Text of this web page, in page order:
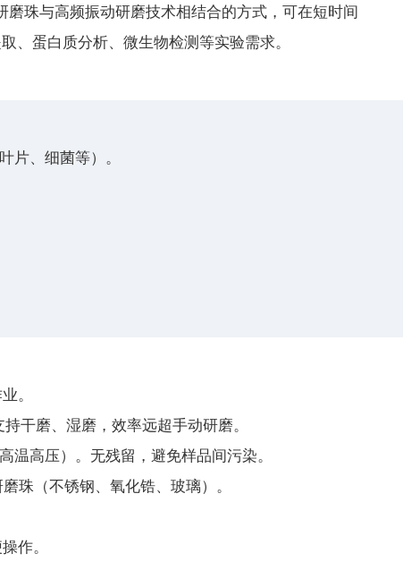
珠与高频振动研磨技术相结合的方式，可在短时间
、蛋白质分析、微生物检测等实验需求。
片、细菌等）。
。
干磨、湿磨，效率远超手动研磨。
高压）。无残留，避免样品间污染。
珠（不锈钢、氧化锆、玻璃）。
作。